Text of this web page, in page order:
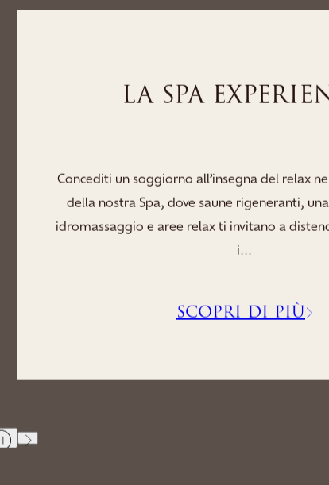
LA WELLNESS
Arricchisci il tuo soggiorno riconnettendo
nell’abbraccio tranquillo del santuario
dove massaggi rigeneranti, saune rilassanti,
idromass...
SCOPRI DI PIÙ